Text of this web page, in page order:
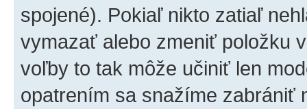
spojené). Pokiaľ nikto zatiaľ
vymazať alebo zmeniť položku
voľby to tak môže učiniť len
opatrením sa snažíme zabrániť